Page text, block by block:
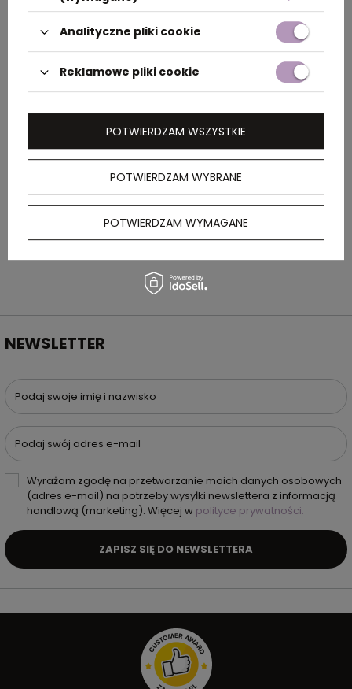
Kolor czarny
Mała, praktyczna torba MESAK zamykana na
zamek. Pasek w torbie jest regulowany co
ułatwia odpowiednie dopasowanie – można
go też w łatwy sposób odpiąć. Posiada jedną
Wykonana z poliestru 600D.
NEWSLETTER
Podaj swoje imię i nazwisko
Podaj swój adres e-mail
Wyrażam zgodę na przetwarzanie moich danych osobowych
(adres e-mail) na potrzeby wysyłki newslettera z informacją
handlową (marketing). Więcej w polityce prywatności.
ZAPISZ SIĘ DO NEWSLETTERA
Analityczne pliki cookie
Reklamowe pliki cookie
POTWIERDZAM WYBRANE
POTWIERDZAM WYMAGANE
POTWIERDZAM WSZYSTKIE